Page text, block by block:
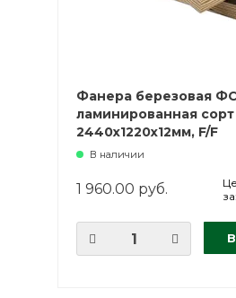
Фанера березовая
ламинированная сорт
2440х1220х12мм, F/F
В наличии
1 960.00 руб.
за: